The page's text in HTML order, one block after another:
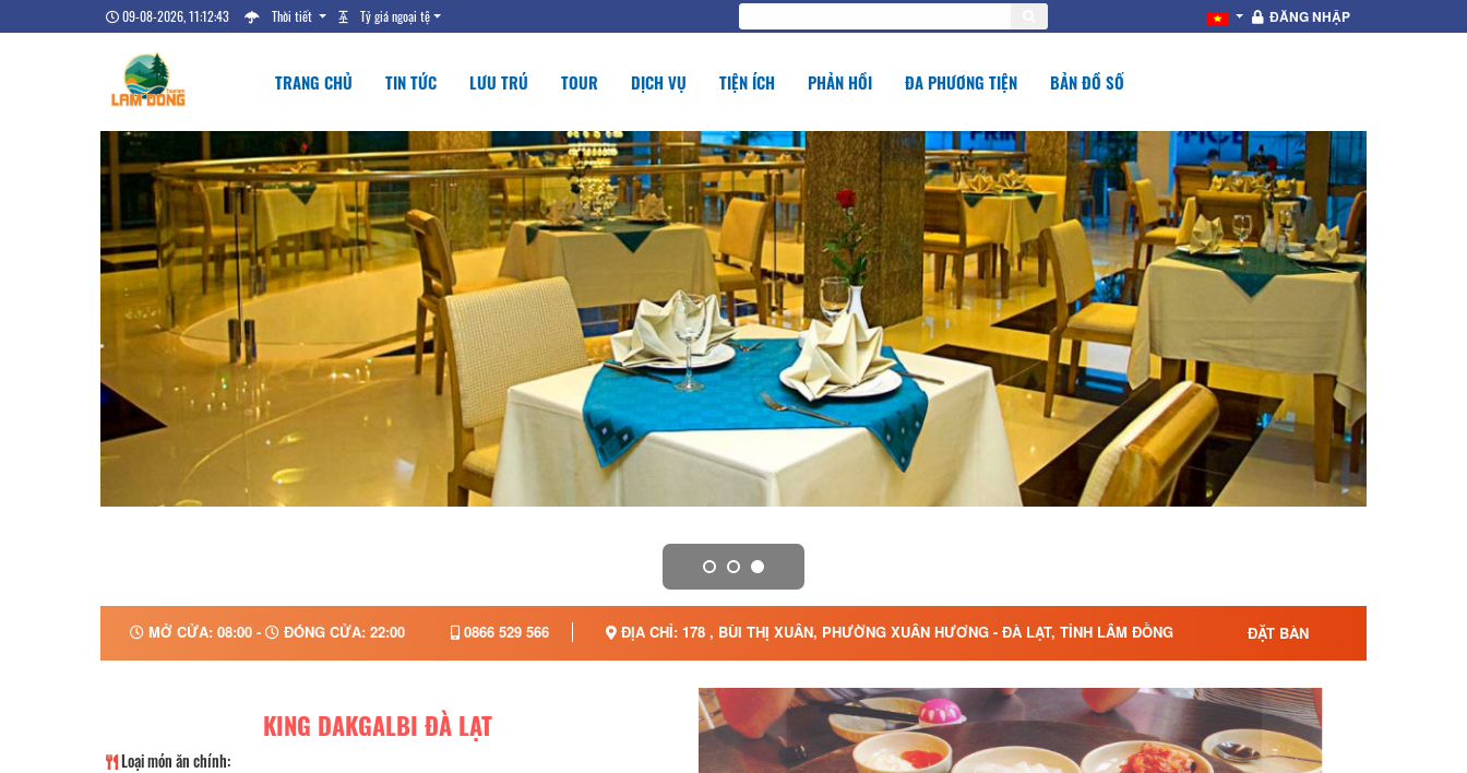
09-08-2026, 11:12:44 Thời tiết Tỷ giá ngoại tệ ĐĂNG NHẬP
TRANG CHỦ TIN TỨC LƯU TRÚ TOUR DỊCH VỤ TIỆN ÍCH PHẢN HỒI ĐA PHƯƠNG TIỆN BẢN ĐỒ SỐ
MỞ CỬA: 08:00 - ĐÓNG CỬA: 22:00 0866 529 566 ĐỊA CHỈ: 178 , BÙI THỊ XUÂN, PHƯỜNG XUÂN HƯƠNG - ĐÀ LẠT, TỈNH LÂM ĐỒNG ĐẶT BÀN
KING DAKGALBI ĐÀ LẠT
Loại món ăn chính: